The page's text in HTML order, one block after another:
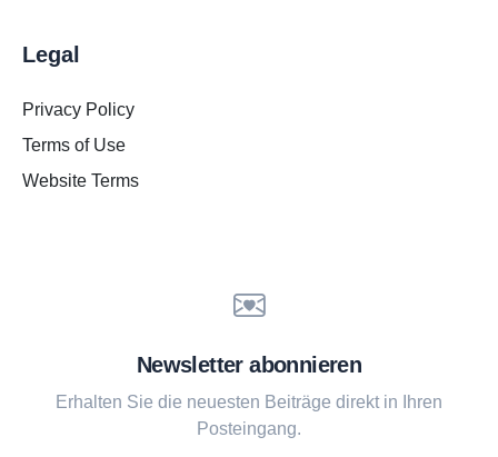
Legal
Privacy Policy
Terms of Use
Website Terms
Newsletter abonnieren
Erhalten Sie die neuesten Beiträge direkt in Ihren
Posteingang.